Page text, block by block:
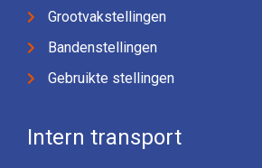
Grootvakstellingen
Bandenstellingen
Gebruikte stellingen
Intern transport